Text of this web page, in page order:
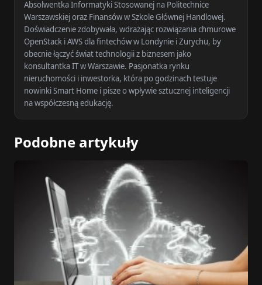
Absolwentka Informatyki Stosowanej na Politechnice
Warszawskiej oraz Finansów w Szkole Głównej Handlowej.
Doświadczenie zdobywała, wdrażając rozwiązania chmurowe
OpenStack i AWS dla fintechów w Londynie i Zurychu, by
obecnie łączyć świat technologii z biznesem jako
konsultantka IT w Warszawie. Pasjonatka rynku
nieruchomości i inwestorka, która po godzinach testuje
nowinki Smart Home i pisze o wpływie sztucznej inteligencji
na współczesną edukację.
Podobne artykuły